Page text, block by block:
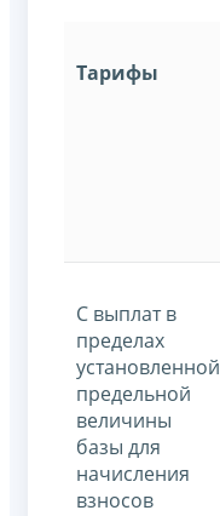
Тарифы
С выплат в
пределах
установленной
предельной
величины
базы для
начисления
взносов